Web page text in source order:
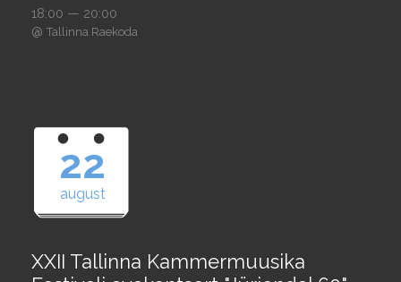
18:00 — 20:00
@ Tallinna Raekoda
22
august
XXII Tallinna Kammermuusika